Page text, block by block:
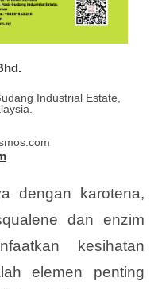
Industrial Estate,
dengan karotena,
dan enzim
kesihatan
elemen penting